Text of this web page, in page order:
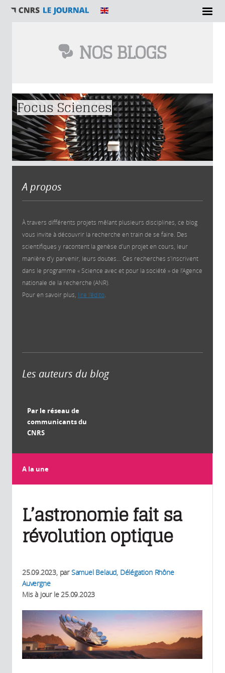
NOS BLOGS
Vous êtes ici
Focus Sciences
A propos
À travers différents projets mêlant plusieurs disciplines, ce blog
vous invite à découvrir la recherche en train de se faire. Des
scientifiques y racontent la genèse d’un projet en cours, leur
manière d’y parvenir, leurs doutes… Ces recherches s'inscrivent
dans le programme « Science avec et pour la société » de l’Agence
nationale de la recherche (ANR).
Pour en savoir plus, lire l'édito
Les auteurs du blog
Par le réseau de
communicants du
CNRS
A la une
L’astronomie fait sa
révolution optique
25.09.2023, parSamuel Belaud, Délégation Rhône
Auvergne
Mis à jour le 25.09.2023